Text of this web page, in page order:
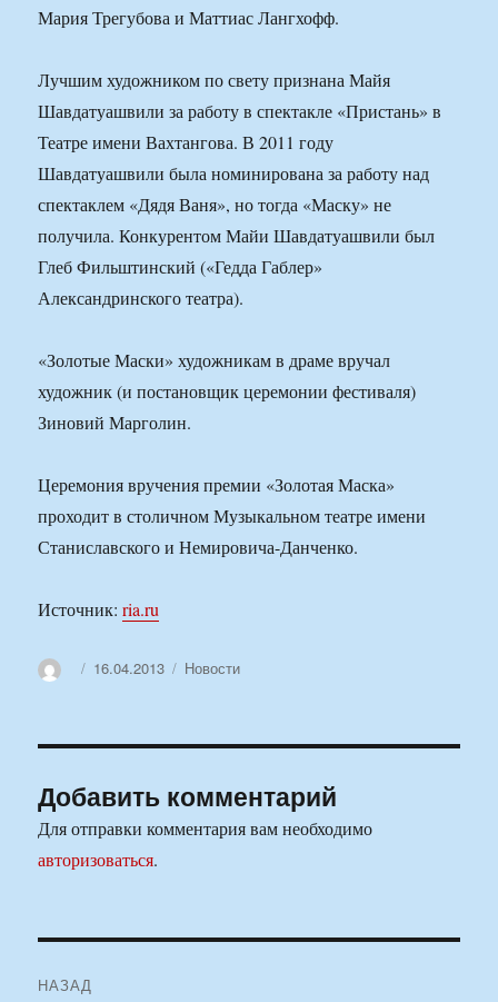
Мария Трегубова и Маттиас Лангхофф.
Лучшим художником по свету признана Майя
Шавдатуашвили за работу в спектакле «Пристань» в
Театре имени Вахтангова. В 2011 году
Шавдатуашвили была номинирована за работу над
спектаклем «Дядя Ваня», но тогда «Маску» не
получила. Конкурентом Майи Шавдатуашвили был
Глеб Фильштинский («Гедда Габлер»
Александринского театра).
«Золотые Маски» художникам в драме вручал
художник (и постановщик церемонии фестиваля)
Зиновий Марголин.
Церемония вручения премии «Золотая Маска»
проходит в столичном Музыкальном театре имени
Станиславского и Немировича-Данченко.
Источник:ria.ru
АвторОпубликовано
16.04.2013 Рубрики
Новости
Добавить комментарий
Для отправки комментария вам необходимо
авторизоваться.
НАЗАД